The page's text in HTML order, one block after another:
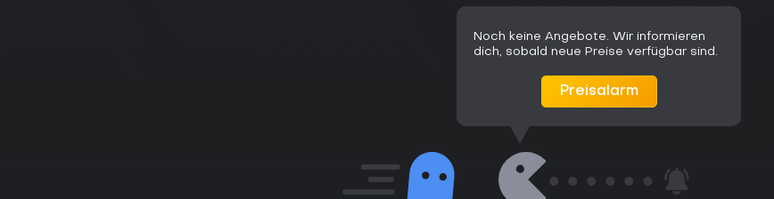
Noch keine Angebote. Wir informieren
dich, sobald neue Preise verfügbar sind.
Preisalarm